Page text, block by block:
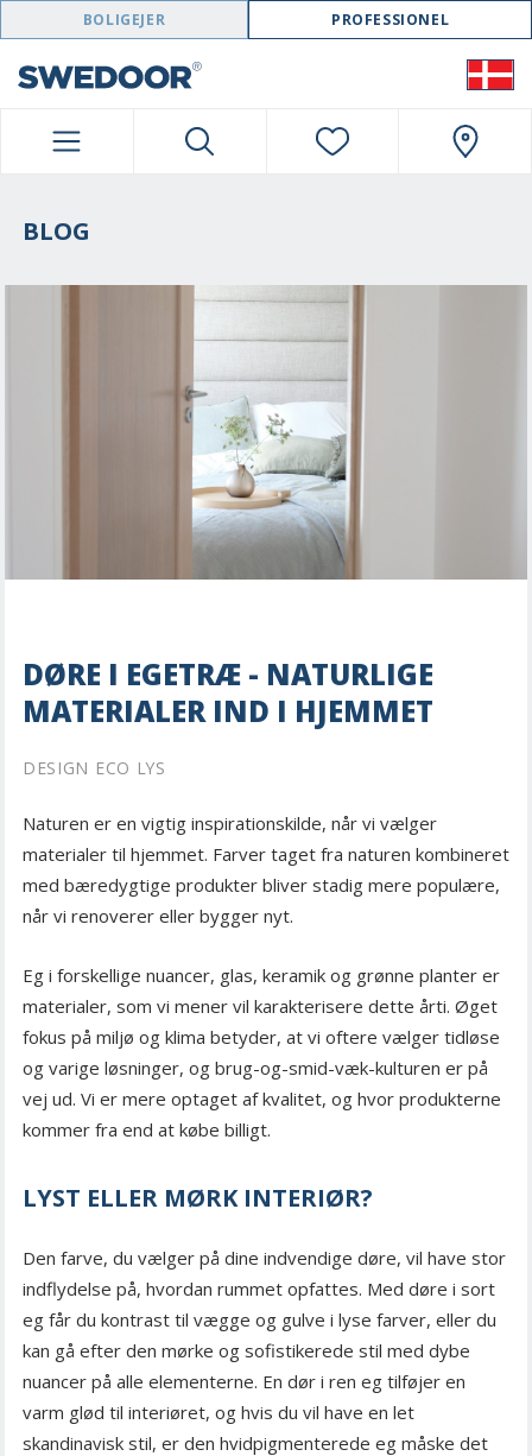
SWEDOOR NAVIGATION
BOLIGEJER PROFESSIONEL
BLOG
DØRE I EGETRÆ - NATURLIGE
MATERIALER IND I HJEMMET
DESIGN ECO LYS
Naturen er en vigtig inspirationskilde, når vi vælger
materialer til hjemmet. Farver taget fra naturen kombineret
med bæredygtige produkter bliver stadig mere populære,
når vi renoverer eller bygger nyt.
Eg i forskellige nuancer, glas, keramik og grønne planter er
materialer, som vi mener vil karakterisere dette årti. Øget
fokus på miljø og klima betyder, at vi oftere vælger tidløse
og varige løsninger, og brug-og-smid-væk-kulturen er på
vej ud. Vi er mere optaget af kvalitet, og hvor produkterne
kommer fra end at købe billigt.
LYST ELLER MØRK INTERIØR?
Den farve, du vælger på dine indvendige døre, vil have stor
indflydelse på, hvordan rummet opfattes. Med døre i sort
eg får du kontrast til vægge og gulve i lyse farver, eller du
kan gå efter den mørke og sofistikerede stil med dybe
nuancer på alle elementerne. En dør i ren eg tilføjer en
varm glød til interiøret, og hvis du vil have en let
skandinavisk stil, er den hvidpigmenterede eg måske det